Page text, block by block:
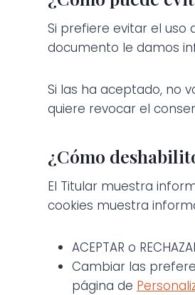
Si prefiere evitar el uso
documento le damos
Si las ha aceptado, no
quiere revocar el
¿Cómo
El Titular muestra
cookies muestra
ACEPTAR o
Cambiar las
página de